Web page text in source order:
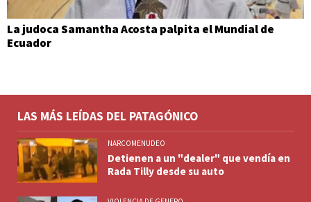
La judoca Samantha Acosta palpita el Mundial de
Ecuador
LAS MÁS LEÍDAS DEL PATAGÓNICO
NARCOMENUDEO
Detienen a un "dealer" que vendía en
Rada Tilly desde su auto